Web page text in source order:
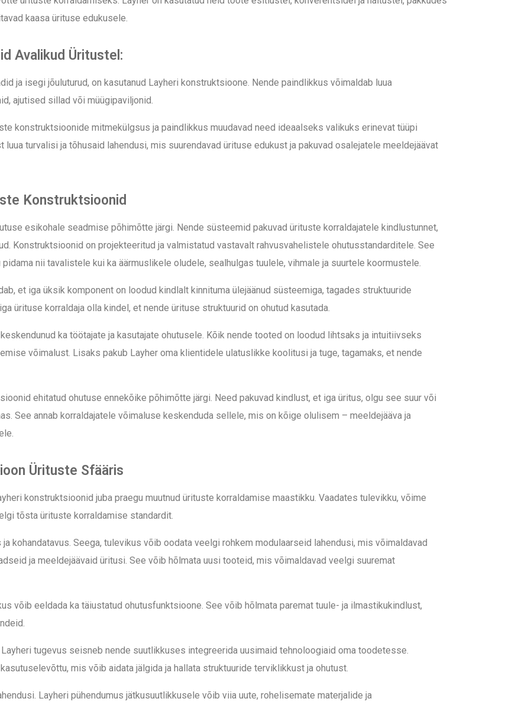
kaasa ürituse edukusele.
Avalikud Üritustel:
ja isegi jõuluturud, on kasutanud Layheri konstruktsioone. Nende paindlikkus võimaldab luua
ajutised sillad või müügipaviljonid.
konstruktsioonide mitmekülgsus ja paindlikkus muudavad need ideaalseks valikuks erinevat tüüpi
turvalisi ja tõhusaid lahendusi, mis suurendavad ürituse edukust ja pakuvad osalejatele meeldejäävat
Konstruktsioonid
esikohale seadmise põhimõtte järgi. Nende süsteemid pakuvad ürituste korraldajatele kindlustunnet,
Konstruktsioonid on projekteeritud ja valmistatud vastavalt rahvusvahelistele ohutusstandarditele. See
nii tavalistele kui ka äärmuslikele oludele, sealhulgas tuulele, vihmale ja suurtele koormustele.
et iga üksik komponent on loodud kindlalt kinnituma ülejäänud süsteemiga, tagades struktuuride
ürituse korraldaja olla kindel, et nende ürituse struktuurid on ohutud kasutada.
ka töötajate ja kasutajate ohutusele. Kõik nende tooted on loodud lihtsaks ja intuitiivseks
võimalust. Lisaks pakub Layher oma klientidele ulatuslikke koolitusi ja tuge, tagamaks, et nende
ehitatud ohutuse ennekõike põhimõtte järgi. Need pakuvad kindlust, et iga üritus, olgu see suur või
See annab korraldajatele võimaluse keskenduda sellele, mis on kõige olulisem – meeldejääva ja
Ürituste Sfääris
konstruktsioonid juba praegu muutnud ürituste korraldamise maastikku. Vaadates tulevikku, võime
tõsta ürituste korraldamise standardit.
kohandatavus. Seega, tulevikus võib oodata veelgi rohkem modulaarseid lahendusi, mis võimaldavad
ja meeldejäävaid üritusi. See võib hõlmata uusi tooteid, mis võimaldavad veelgi suuremat
võib eeldada ka täiustatud ohutusfunktsioone. See võib hõlmata paremat tuule- ja ilmastikukindlust,
tugevus seisneb nende suutlikkuses integreerida uusimaid tehnoloogiaid oma toodetesse.
mis võib aidata jälgida ja hallata struktuuride terviklikkust ja ohutust.
Layheri pühendumus jätkusuutlikkusele võib viia uute, rohelisemate materjalide ja